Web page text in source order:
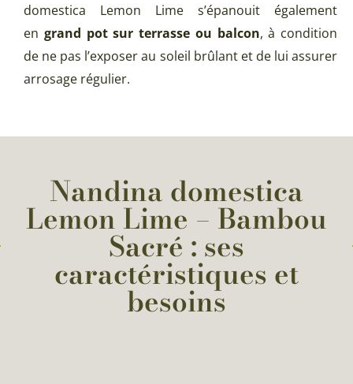
domestica Lemon Lime s’épanouit également
en grand pot sur terrasse ou balcon, à condition
de ne pas l’exposer au soleil brûlant et de lui assurer
arrosage régulier.
Nandina domestica
Lemon Lime – Bambou
Sacré : ses
caractéristiques et
besoins